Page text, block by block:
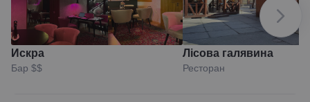
Искра
Бар $$
Лісова галявина
Ресторан